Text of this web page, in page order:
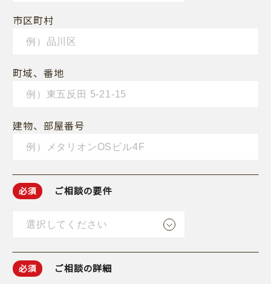
市区町村
町域、番地
建物、部屋番号
必須 ご相談の要件
必須 ご相談の詳細